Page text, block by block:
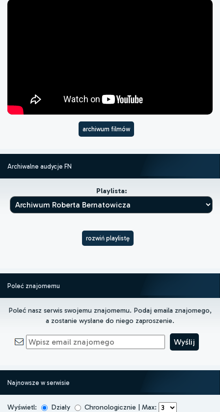
archiwum filmów
Archiwalne audycje FN
Playlista:
rozwiń playlistę
Poleć znajomemu
Poleć nasz serwis swojemu znajomemu. Podaj emaila znajomego,
a zostanie wysłane do niego zaproszenie.
Najnowsze w serwisie
Wyświetl: Działy Chronologicznie | Max: